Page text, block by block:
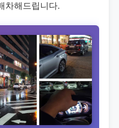
차해드립니다.